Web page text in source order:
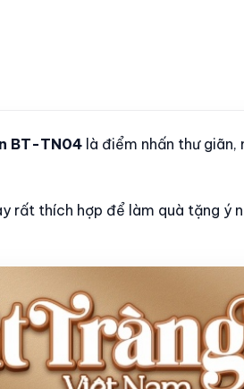
BT-TN04là điểm nhấn thư giãn,
rất thích hợp để làm quà tặng ý